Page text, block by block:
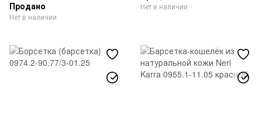
Продано
Нет в наличии
Нет в наличии